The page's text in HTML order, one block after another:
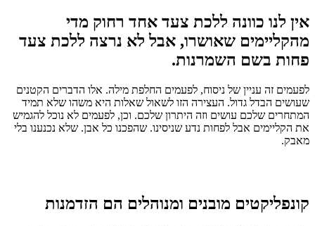
אין לנו כוונה ללכת צעד אחד רחוק מדי
מהקליימים שאושרו, אבל לא נרצה ללכת צעד
פחות בשם השמרנות.
לפעמים זה עניין של ניסוח, לפעמים החלפת מילה. אלו הדברים הקטנים
שעושים הבדל גדול. העצירה הזו לשאול שאלות היא משהו שלא תמיד
המתחרים שלכם עושים וזה היתרון שלכם. וכן, לפעמים לא נוכל להגמיש
את הקליימים אבל לפחות נדע שניסינו. שהפכנו כל אבן. שלא נכנענו בלי
מאבק.
קונפליקטים מובנים ומנוהלים הם הזדמנות